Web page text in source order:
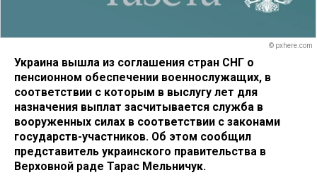
© pxhere.com
Украина вышла из соглашения стран СНГ о
пенсионном обеспечении военнослужащих, в
соответствии с которым в выслугу лет для
назначения выплат засчитывается служба в
вооруженных силах в соответствии с законами
государств-участников. Об этом сообщил
представитель украинского правительства в
Верховной раде Тарас Мельничук.